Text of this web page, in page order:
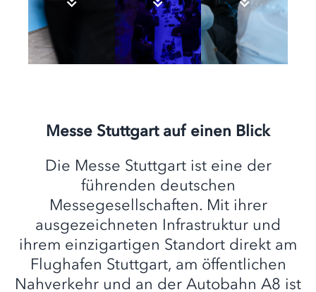
Messe Stuttgart auf einen Blick
Die Messe Stuttgart ist eine der
führenden deutschen
Messegesellschaften. Mit ihrer
ausgezeichneten Infrastruktur und
ihrem einzigartigen Standort direkt am
Flughafen Stuttgart, am öffentlichen
Nahverkehr und an der Autobahn A8 ist